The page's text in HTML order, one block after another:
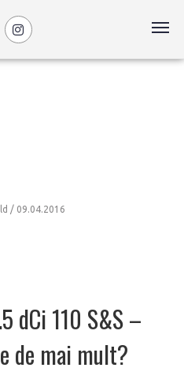
/ 09.04.2016
dCi 110 S&S –
de mai mult?